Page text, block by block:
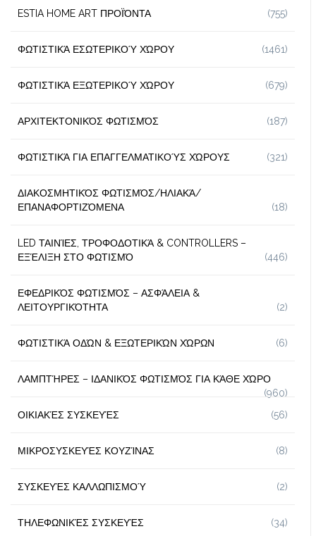
ESTIA HOME ART ΠΡΟΪΌΝΤΑ (755)
ΦΩΤΙΣΤΙΚΆ ΕΣΩΤΕΡΙΚΟΎ ΧΏΡΟΥ (1461)
ΦΩΤΙΣΤΙΚΆ ΕΞΩΤΕΡΙΚΟΎ ΧΏΡΟΥ (679)
ΑΡΧΙΤΕΚΤΟΝΙΚΌΣ ΦΩΤΙΣΜΌΣ (187)
ΦΩΤΙΣΤΙΚΆ ΓΙΑ ΕΠΑΓΓΕΛΜΑΤΙΚΟΎΣ ΧΏΡΟΥΣ (321)
ΔΙΑΚΟΣΜΗΤΙΚΌΣ ΦΩΤΙΣΜΌΣ/ΗΛΙΑΚΆ/
ΕΠΑΝΑΦΟΡΤΙΖΌΜΕΝΑ
(18)
LED ΤΑΙΝΊΕΣ, ΤΡΟΦΟΔΟΤΙΚΆ & CONTROLLERS –
ΕΞΈΛΙΞΗ ΣΤΟ ΦΩΤΙΣΜΌ
(446)
ΕΦΕΔΡΙΚΌΣ ΦΩΤΙΣΜΌΣ – ΑΣΦΆΛΕΙΑ &
ΛΕΙΤΟΥΡΓΙΚΌΤΗΤΑ
(2)
ΦΩΤΙΣΤΙΚΆ ΟΔΏΝ & ΕΞΩΤΕΡΙΚΏΝ ΧΏΡΩΝ (6)
ΛΑΜΠΤΉΡΕΣ – ΙΔΑΝΙΚΌΣ ΦΩΤΙΣΜΌΣ ΓΙΑ ΚΆΘΕ ΧΏΡΟ
(960)
ΟΙΚΙΑΚΈΣ ΣΥΣΚΕΥΈΣ
(56)
ΜΙΚΡΟΣΥΣΚΕΥΈΣ ΚΟΥΖΊΝΑΣ (8)
ΣΥΣΚΕΥΈΣ ΚΑΛΛΩΠΙΣΜΟΎ (2)
ΤΗΛΕΦΩΝΙΚΈΣ ΣΥΣΚΕΥΈΣ (34)